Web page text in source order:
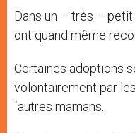
Dans un – très –
ont quand même
Certaines adoptions
volontairement par
´autres mamans.